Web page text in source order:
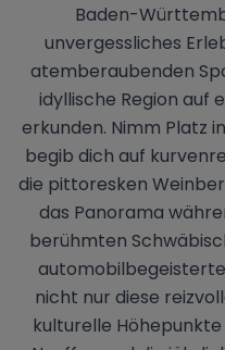
Baden-
unvergessliches
atemberaubenden
idyllische Region auf
erkunden. Nimm Platz
begib dich auf
die pittoresken
das Panorama
berühmten
nicht nur diese
kulturelle